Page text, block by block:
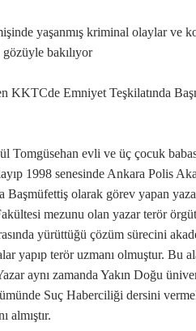
yaşanmış kriminal olaylar ve
bakılıyor
KKTCde Emniyet Teşkilatında
Tomgüsehan evli ve üç çocuk
1998 senesinde Ankara Polis
olarak görev yapan
mezunu olan yazar terör
yürüttüğü çözüm sürecini
yapıp terör uzmanı olmuştur. Bu
aynı zamanda Yakın Doğu
Suç Haberciliği dersini
almıştır.